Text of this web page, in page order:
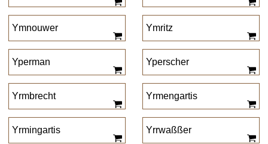
Ymnouwer Ymritz
Yperman Yperscher
Yrmbrecht Yrmengartis
Yrmingartis Yrrwaßßer